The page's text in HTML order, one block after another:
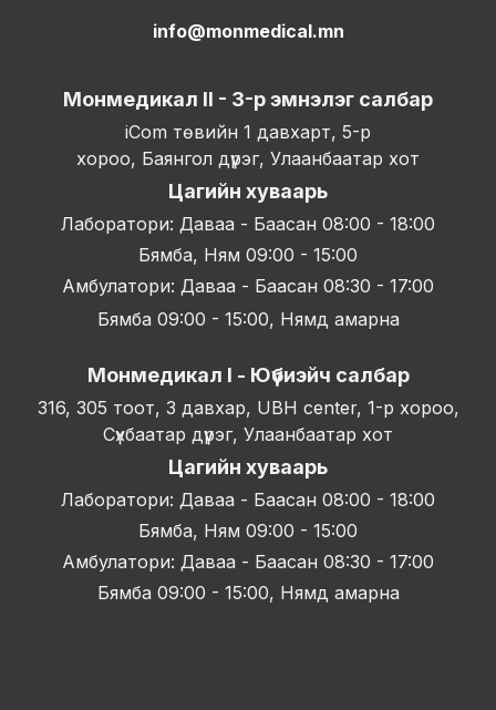
info@monmedical.mn
Монмедикал II - 3-р эмнэлэг салбар
iCom төвийн 1 давхарт, 5-р
хороо, Баянгол дүүрэг, Улаанбаатар хот
Цагийн хуваарь
Лаборатори: Даваа - Баасан 08:00 - 18:00
Бямба, Ням 09:00 - 15:00
Амбулатори: Даваа - Баасан 08:30 - 17:00
Бямба 09:00 - 15:00, Нямд амарна
Монмедикал I - Юүбиэйч салбар
316, 305 тоот, 3 давхар, UBH center, 1-р хороо,
Сүхбаатар дүүрэг, Улаанбаатар хот
Цагийн хуваарь
Лаборатори: Даваа - Баасан 08:00 - 18:00
Бямба, Ням 09:00 - 15:00
Амбулатори: Даваа - Баасан 08:30 - 17:00
Бямба 09:00 - 15:00, Нямд амарна